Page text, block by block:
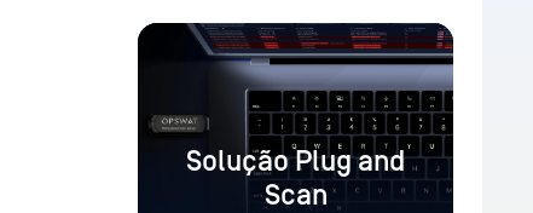
Solução Plug and
Scan